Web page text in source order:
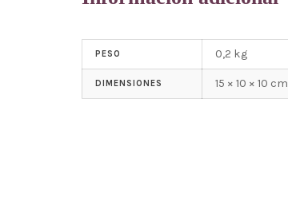
PESO 0,2 kg
DIMENSIONES 15 × 10 × 10 cm